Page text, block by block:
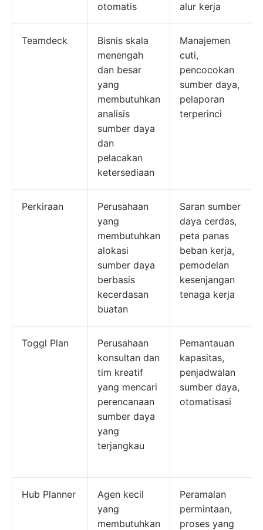
otomatis
alur kerja
Teamdeck
Bisnis skala
menengah
dan besar
yang
membutuhkan
analisis
sumber daya
dan
pelacakan
ketersediaan
Manajemen
cuti,
pencocokan
sumber daya,
pelaporan
terperinci
Perkiraan
Perusahaan
yang
membutuhkan
alokasi
sumber daya
berbasis
kecerdasan
buatan
Saran sumber
daya cerdas,
peta panas
beban kerja,
pemodelan
kesenjangan
tenaga kerja
Toggl Plan
Perusahaan
konsultan dan
tim kreatif
yang mencari
perencanaan
sumber daya
yang
terjangkau
Pemantauan
kapasitas,
penjadwalan
sumber daya,
otomatisasi
Hub Planner
Agen kecil
yang
membutuhkan
Peramalan
permintaan,
proses yang